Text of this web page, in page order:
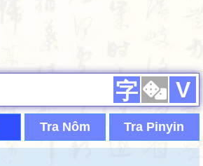
字 V
Tra Nôm Tra Pinyin